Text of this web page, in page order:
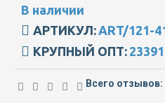
В наличии
АРТИКУЛ: ART/121-
КРУПНЫЙ ОПТ:
Всего отзывов: